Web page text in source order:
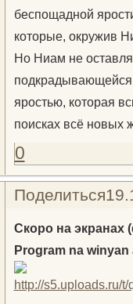
беспощадной
которые, окружив
Но Ниам не
яростью, которая
поисках всё новых
0
Поделиться
Скоро на экранах
Program na winyan